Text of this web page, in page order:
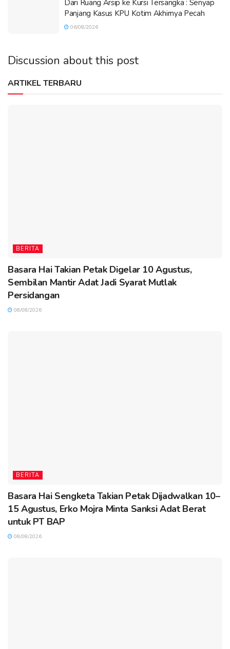
Dari Ruang Arsip ke Kursi Tersangka : Senyap
Panjang Kasus KPU Kotim Akhirnya Pecah
06/08/2026
Discussion about this post
ARTIKEL TERBARU
BERITA
Basara Hai Takian Petak Digelar 10 Agustus,
Sembilan Mantir Adat Jadi Syarat Mutlak
Persidangan
08/08/2026
BERITA
Basara Hai Sengketa Takian Petak Dijadwalkan 10–
15 Agustus, Erko Mojra Minta Sanksi Adat Berat
untuk PT BAP
08/08/2026